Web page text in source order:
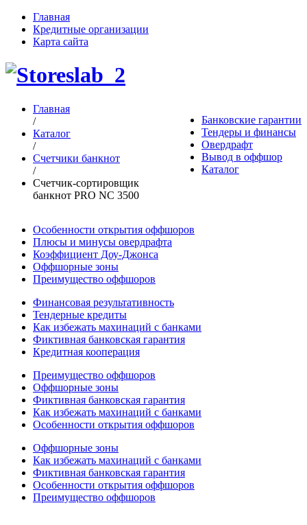
Главная
Кредитные организации
Карта сайта
Банковские гарантии
Тендеры и финансы
Овердрафт
Вывод в оффшор
Каталог
Главная
/
Каталог
/
Счетчики банкнот
/
Счетчик-сортировщик
банкнот PRO NC 3500
Особенности открытия оффшоров
Плюсы и минусы овердрафта
Коэффициент Доу-Джонса
Оффшорные зоны
Преимущество оффшоров
Финансовая результативность
Тендерные кредиты
Как избежать махинаций с банками
Фиктивная банковская гарантия
Кредитная кооперация
Преимущество оффшоров
Оффшорные зоны
Фиктивная банковская гарантия
Как избежать махинаций с банками
Особенности открытия оффшоров
Оффшорные зоны
Как избежать махинаций с банками
Фиктивная банковская гарантия
Особенности открытия оффшоров
Преимущество оффшоров